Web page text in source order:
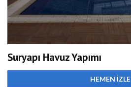
Suryapı Havuz Yapımı
HEMEN İZLE